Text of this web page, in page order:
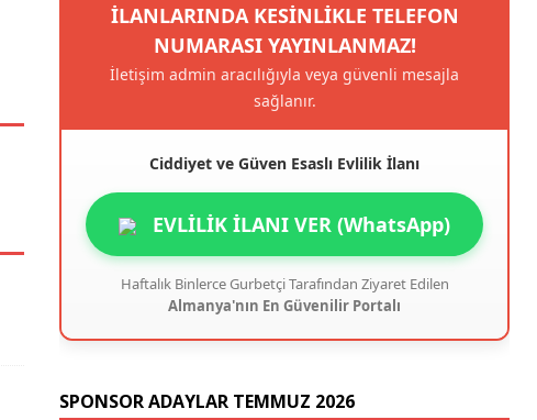
ILANLARINDA KESINLIKLE TELEFON
NUMARASI YAYINLANMAZ!
İletişim admin aracılığıyla veya güvenli mesajla
sağlanır.
Ciddiyet ve Güven Esaslı Evlilik İlanı
EVLİLİK İLANI VER (WhatsApp)
Haftalık Binlerce Gurbetçi Tarafından Ziyaret Edilen
Almanya'nın En Güvenilir Portalı
SPONSOR ADAYLAR TEMMUZ 2026